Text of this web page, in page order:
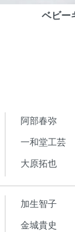
ベビー
阿部春弥
一和堂工芸
大原拓也
加生智子
金城貴史